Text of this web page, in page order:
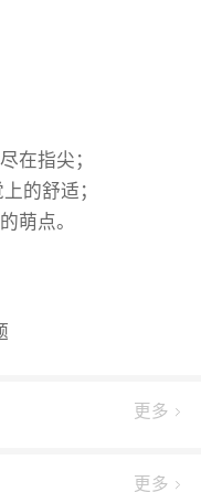
在指尖；
的舒适；
萌点。
更多
更多